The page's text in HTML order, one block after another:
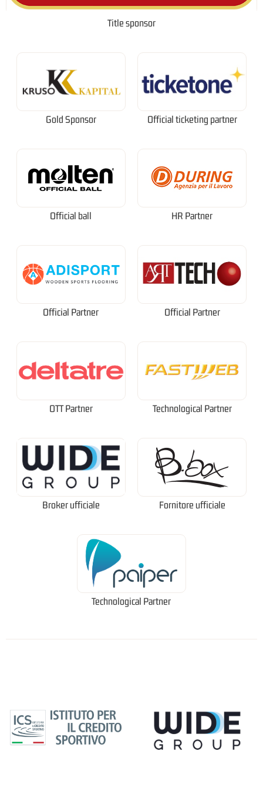
Title sponsor
Gold Sponsor Official ticketing partner
Official ball HR Partner
Official Partner Official Partner
OTT Partner Technological Partner
Broker ufficiale Fornitore ufficiale
Technological Partner